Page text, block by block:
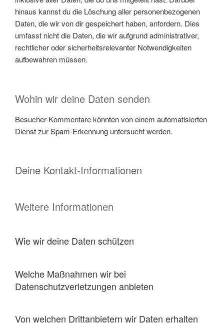
hinaus kannst du die Löschung aller personenbezogenen
Daten, die wir von dir gespeichert haben, anfordern. Dies
umfasst nicht die Daten, die wir aufgrund administrativer,
rechtlicher oder sicherheitsrelevanter Notwendigkeiten
aufbewahren müssen.
Wohin wir deine Daten senden
Besucher-Kommentare könnten von einem automatisierten
Dienst zur Spam-Erkennung untersucht werden.
Deine Kontakt-Informationen
Weitere Informationen
Wie wir deine Daten schützen
Welche Maßnahmen wir bei
Datenschutzverletzungen anbieten
Von welchen Drittanbietern wir Daten erhalten